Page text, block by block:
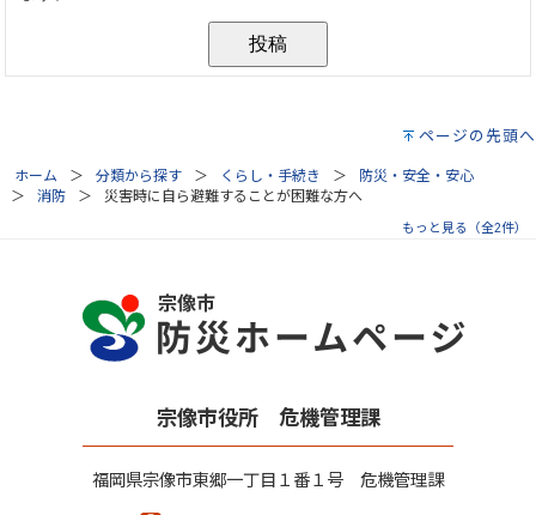
ページの先頭へ
ホーム 分類から探す くらし・手続き
防災・安全・安心
消防
災害時に自ら避難することが困難な方へ
もっと見る（全2件）
宗像市役所 危機管理課
福岡県宗像市東郷一丁目１番１号 危機管理課